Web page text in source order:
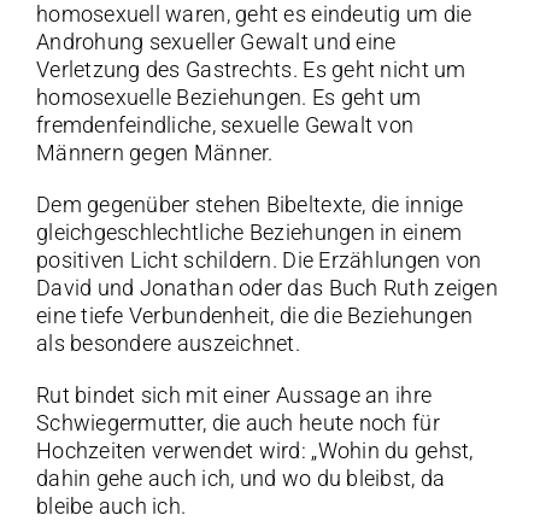
homosexuell waren, geht es eindeutig um die
Androhung sexueller Gewalt und eine
Verletzung des Gastrechts. Es geht nicht um
homosexuelle Beziehungen. Es geht um
fremdenfeindliche, sexuelle Gewalt von
Männern gegen Männer.
Dem gegenüber stehen Bibeltexte, die innige
gleichgeschlechtliche Beziehungen in einem
positiven Licht schildern. Die Erzählungen von
David und Jonathan oder das Buch Ruth zeigen
eine tiefe Verbundenheit, die die Beziehungen
als besondere auszeichnet.
Rut bindet sich mit einer Aussage an ihre
Schwiegermutter, die auch heute noch für
Hochzeiten verwendet wird: „Wohin du gehst,
dahin gehe auch ich, und wo du bleibst, da
bleibe auch ich.